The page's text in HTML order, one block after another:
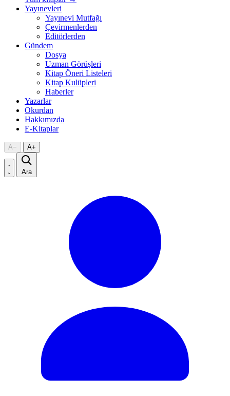
Yayınevleri
Yayınevi Mutfağı
Çevirmenlerden
Editörlerden
Gündem
Dosya
Uzman Görüşleri
Kitap Öneri Listeleri
Kitap Kulüpleri
Haberler
Yazarlar
Okurdan
Hakkımızda
E-Kitaplar
A− A+
Ara